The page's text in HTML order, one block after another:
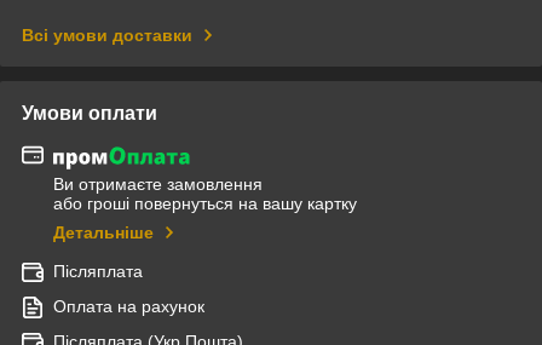
Всі умови доставки
Умови оплати
Ви отримаєте замовлення
або гроші повернуться на вашу картку
Детальніше
Післяплата
Оплата на рахунок
Післяплата (Укр Пошта)